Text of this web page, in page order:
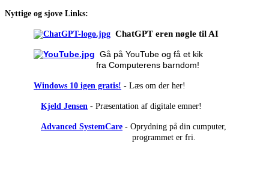
Nyttige og sjove Links:
ChatGPT eren nøgle til AI
Gå på YouTube og få et kik
fra Computerens barndom!
Windows 10 igen gratis! - Læs om der her!
Kjeld Jensen - Præsentation af digitale emner!
Advanced SystemCare - Oprydning på din cumputer,
programmet er fri.